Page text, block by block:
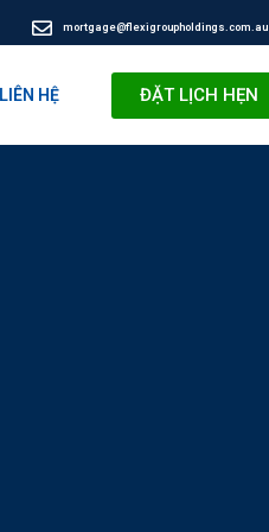
mortgage@flexigroupholdings.com.au
LIÊN HỆ ĐẶT LỊCH HẸN